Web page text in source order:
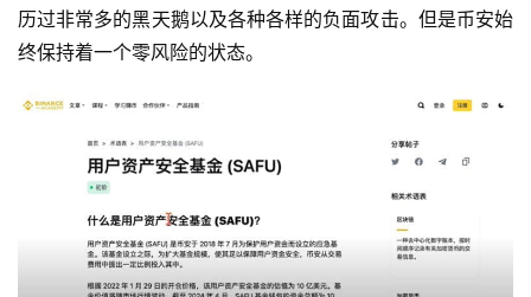
历过非常多的黑天鹅以及各种各样的负面攻击。但是币安始
终保持着一个零风险的状态。